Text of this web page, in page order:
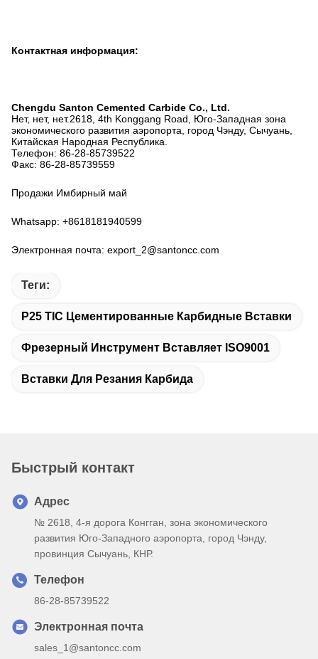
Контактная информация:
Chengdu Santon Cemented Carbide Co., Ltd.
Нет, нет, нет.2618, 4th Konggang Road, Юго-Западная зона
экономического развития аэропорта, город Чэнду, Сычуань,
Китайская Народная Республика.
Телефон: 86-28-85739522
Факс: 86-28-85739559
Продажи Имбирный май
Whatsapp: +8618181940599
Электронная почта: export_2@santoncc.com
Теги:
P25 TIC Цементированные Карбидные Вставки
Фрезерный Инструмент Вставляет ISO9001
Вставки Для Резания Карбида
Быстрый контакт
Адрес
№ 2618, 4-я дорога Конгган, зона экономического
развития Юго-Западного аэропорта, город Чэнду,
провинция Сычуань, КНР.
Телефон
86-28-85739522
Электронная почта
sales_1@santoncc.com